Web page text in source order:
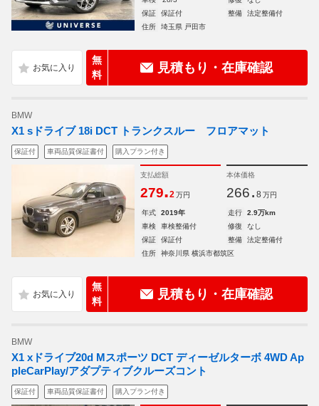
保証
保証付 整備
法定整備付
住所
埼玉県 戸田市
無
料
見積もり・在庫確認
BMW
X1 sドライブ 18i DCT トランクスルー フロアマット
保証付 車両品質保証書付 購入プラン付き
支払総額
279.2 万円
本体価格
266. 8 万円
年式 2019年 走行
2.9万km
車検
車検整備付 修復
なし
保証
保証付 整備
法定整備付
住所
神奈川県 横浜市都筑区
無
料
見積もり・在庫確認
BMW
X1 xドライブ20d Mスポーツ DCT ディーゼルターボ 4WD Ap
pleCarPlay/アダプティブクルーズコント
保証付 車両品質保証書付 購入プラン付き